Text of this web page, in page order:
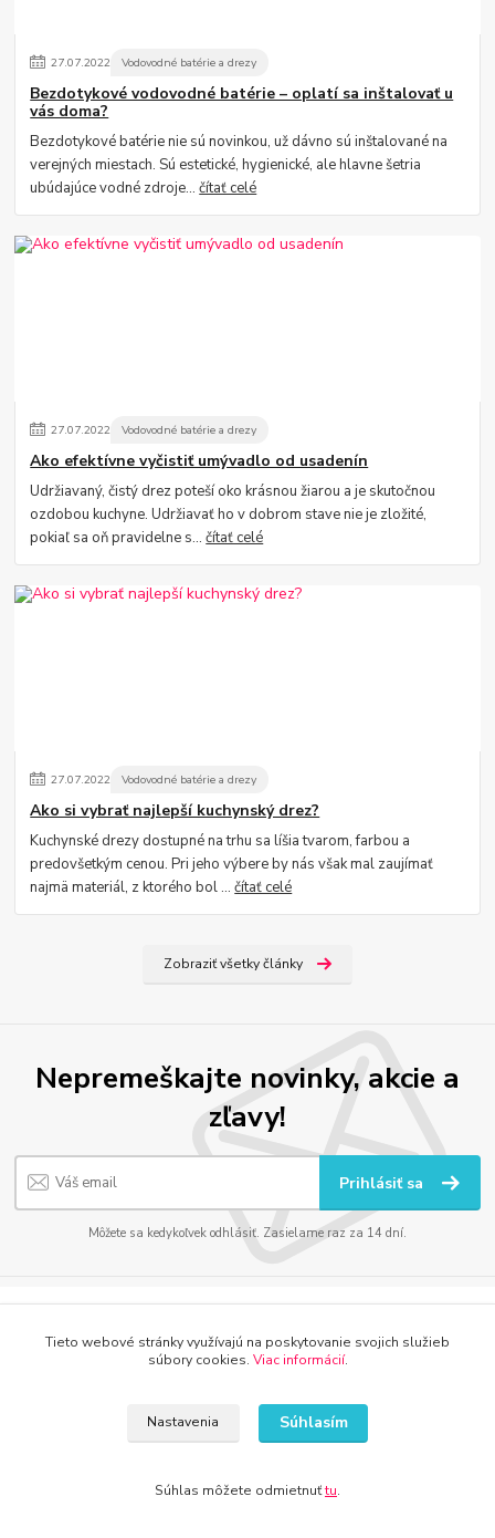
27.07.2022 Vodovodné batérie a drezy
Bezdotykové vodovodné batérie – oplatí sa inštalovať u
vás doma?
Bezdotykové batérie nie sú novinkou, už dávno sú inštalované na
verejných miestach. Sú estetické, hygienické, ale hlavne šetria
ubúdajúce vodné zdroje...čítať celé
27.07.2022 Vodovodné batérie a drezy
Ako efektívne vyčistiť umývadlo od usadenín
Udržiavaný, čistý drez poteší oko krásnou žiarou a je skutočnou
ozdobou kuchyne. Udržiavať ho v dobrom stave nie je zložité,
pokiaľ sa oň pravidelne s...čítať celé
27.07.2022 Vodovodné batérie a drezy
Ako si vybrať najlepší kuchynský drez?
Kuchynské drezy dostupné na trhu sa líšia tvarom, farbou a
predovšetkým cenou. Pri jeho výbere by nás však mal zaujímať
najmä materiál, z ktorého bol ...čítať celé
Zobraziť všetky články
Nepremeškajte novinky, akcie a
zľavy!
Prihlásiť sa
Môžete sa kedykoľvek odhlásiť. Zasielame raz za 14 dní.
DETI, ŠPORT, HOBBY
www.detsky-raj.sk
www.detskaradost.sk
www.domaci-milacik.sk
Tieto webové stránky využívajú na poskytovanie svojich služieb
súbory cookies. Viac informácií.
Nastavenia Súhlasím
Súhlas môžete odmietnuťtu.